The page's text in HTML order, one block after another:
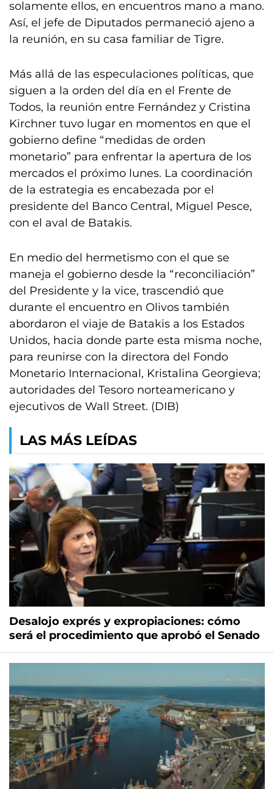
solamente ellos, en encuentros mano a mano.
Así, el jefe de Diputados permaneció ajeno a
la reunión, en su casa familiar de Tigre.
Más allá de las especulaciones políticas, que
siguen a la orden del día en el Frente de
Todos, la reunión entre Fernández y Cristina
Kirchner tuvo lugar en momentos en que el
gobierno define “medidas de orden
monetario” para enfrentar la apertura de los
mercados el próximo lunes. La coordinación
de la estrategia es encabezada por el
presidente del Banco Central, Miguel Pesce,
con el aval de Batakis.
En medio del hermetismo con el que se
maneja el gobierno desde la “reconciliación”
del Presidente y la vice, trascendió que
durante el encuentro en Olivos también
abordaron el viaje de Batakis a los Estados
Unidos, hacia donde parte esta misma noche,
para reunirse con la directora del Fondo
Monetario Internacional, Kristalina Georgieva;
autoridades del Tesoro norteamericano y
ejecutivos de Wall Street. (DIB)
LAS MÁS LEÍDAS
Desalojo exprés y expropiaciones: cómo
será el procedimiento que aprobó el Senado